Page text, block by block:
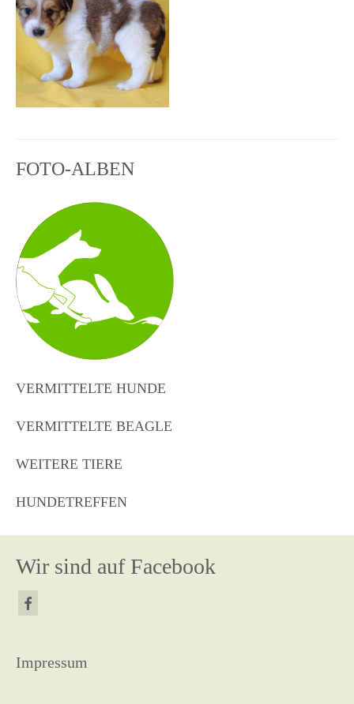
FOTO-ALBEN
VERMITTELTE HUNDE
VERMITTELTE BEAGLE
WEITERE TIERE
HUNDETREFFEN
Wir sind auf Facebook
Impressum